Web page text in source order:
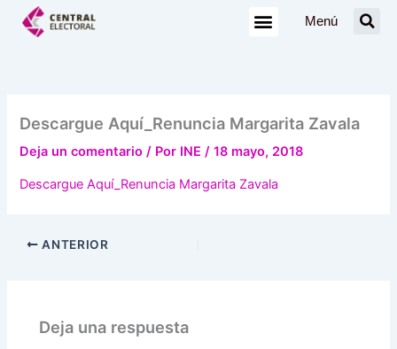
Menú
Descargue Aquí_Renuncia Margarita Zavala
Deja un comentario / Por INE/18 mayo, 2018
Descargue Aquí_Renuncia Margarita Zavala
ANTERIOR
Deja una respuesta